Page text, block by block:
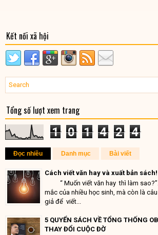
Kết nối xã hội
Tổng số lượt xem trang
1 0 1 4 2 4
Đọc nhiều Danh mục Bài viết
Cách viết văn hay và xuất bản sách!
“ Muốn viết văn hay thì làm
mắc của nhiều học sinh, mà còn là
giả để viết...
5 QUYỂN SÁCH VỀ TỔNG THỐNG
THAY ĐỔI CUỘC ĐỜ